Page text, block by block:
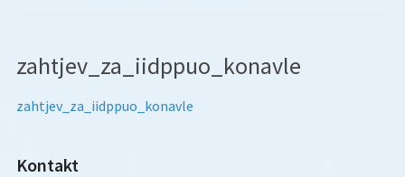
zahtjev_za_iidppuo_konavle
zahtjev_za_iidppuo_konavle
Kontakt